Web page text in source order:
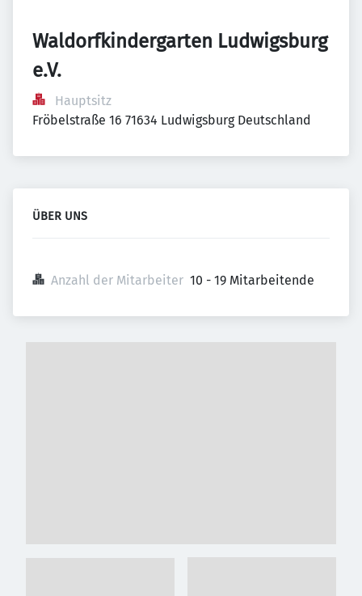
Waldorfkindergarten Ludwigsburg
e.V.
Hauptsitz
Fröbelstraße 16 71634 Ludwigsburg Deutschland
ÜBER UNS
Anzahl der Mitarbeiter 10 - 19 Mitarbeitende